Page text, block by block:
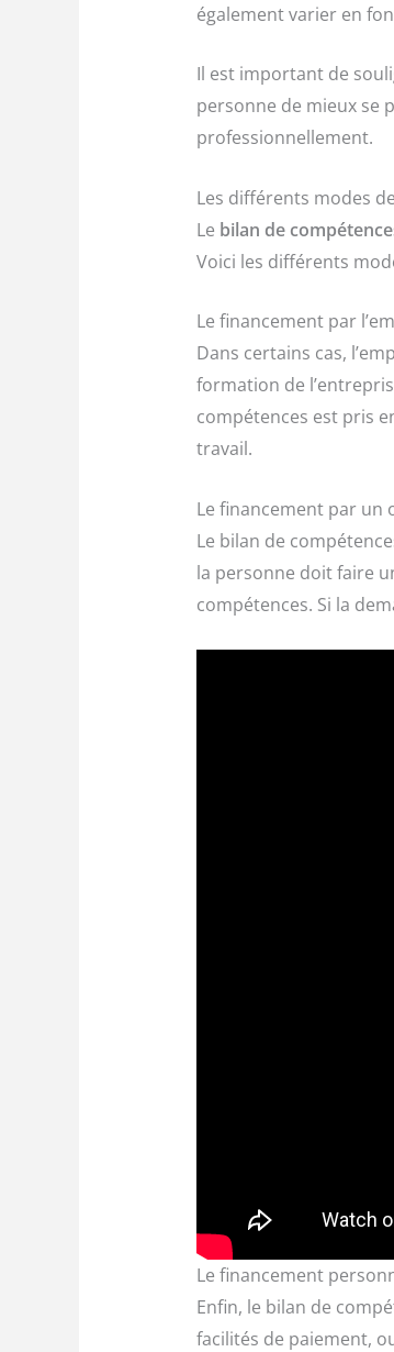
également varier en
Il est important de
personne de mieux se
professionnellement.
Les différents modes
Le bilan de
Voici les différents
Le financement par
Dans certains cas,
formation de
compétences est pris
travail.
Le financement par un
Le bilan de
la personne doit faire
compétences. Si la
Le financement
Enfin, le bilan de
facilités de paiement,